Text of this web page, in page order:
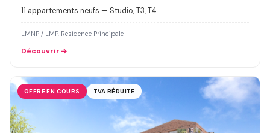
11 appartements neufs — Studio, T3, T4
LMNP / LMP, Residence Principale
Découvrir
OFFRE EN COURS TVA RÉDUITE